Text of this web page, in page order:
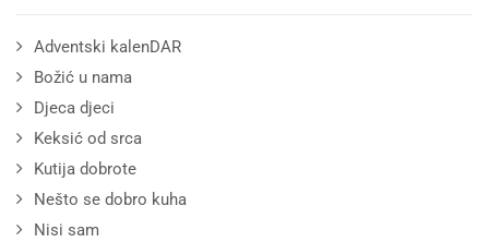
Adventski kalenDAR
Božić u nama
Djeca djeci
Keksić od srca
Kutija dobrote
Nešto se dobro kuha
Nisi sam